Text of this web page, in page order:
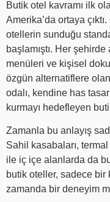
Butik otel kavramı ilk
Amerika’da ortaya
otellerin sunduğu
başlamıştı. Her
menüleri ve kişisel
özgün alternatiflere olan
odalı, kendine has
kurmayı hedefleyen
Zamanla bu anlayış
Sahil kasabaları,
ile iç içe alanlarda da
butik oteller, sadece bir
zamanda bir deneyim